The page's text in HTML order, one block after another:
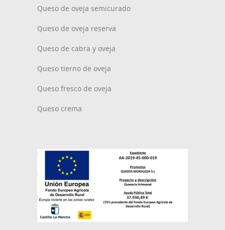
Queso de oveja semicurado
Queso de oveja reserva
Queso de cabra y oveja
Queso tierno de oveja
Queso fresco de oveja
Queso crema